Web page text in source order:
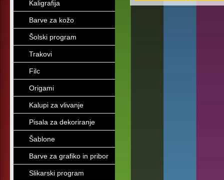
Kaligrafija
Barve za kožo
Šolski program
Trakovi
Filc
Origami
Kalupi za vlivanje
Pisala za dekoriranje
Šablone
Barve za grafiko in pribor
Slikarski program